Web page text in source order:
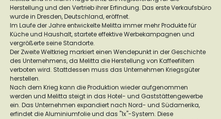
Herstellung und den Vertrieb ihrer Erfindung. Das erste Verkaufsbüro
wurde in Dresden, Deutschland, eröffnet.
Im Laufe der Jahre entwickelte Melitta immer mehr Produkte für
Küche und Haushalt, startete effektive Werbekampagnen und
vergrößerte seine Standorte.
Der Zweite Weltkrieg markiert einen Wendepunkt in der Geschichte
des Unternehmens, da Melitta die Herstellung von Kaffeefiltern
verboten wird. Stattdessen muss das Unternehmen Kriegsgüter
herstellen.
Nach dem Krieg kann die Produktion wieder aufgenommen
werden und Melitta steigt in das Hotel- und Gaststättengewerbe
ein. Das Unternehmen expandiert nach Nord- und Südamerika,
erfindet die Aluminiumfolie und das "1x"-System. Diese